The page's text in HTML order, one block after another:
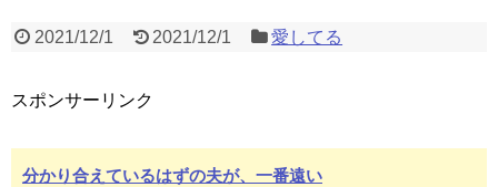
2021/12/1 2021/12/1 愛してる
スポンサーリンク
分かり合えているはずの夫が、一番遠い